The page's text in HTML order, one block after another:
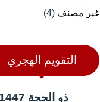
غير مصنف (4)
التقويم الهجري
ذو الحجة 1447